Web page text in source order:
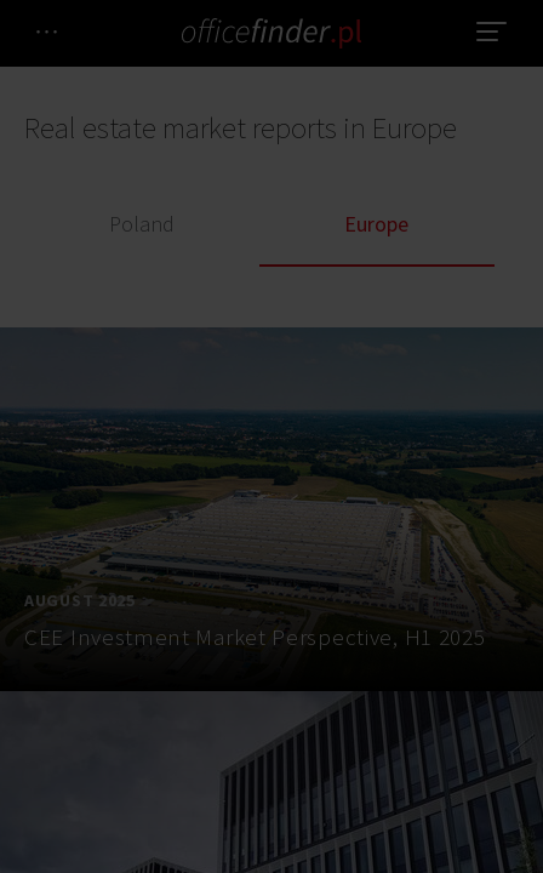
Real estate market reports in Europe
Poland Europe
AUGUST 2025
CEE Investment Market Perspective, H1 2025